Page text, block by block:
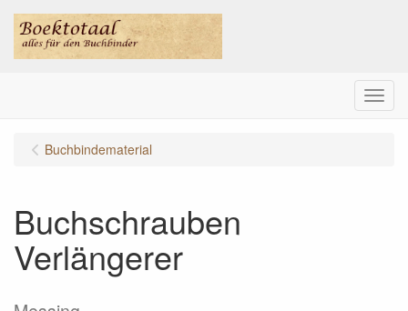
Menu
Buchbindematerial
Buchschrauben
Verlängerer